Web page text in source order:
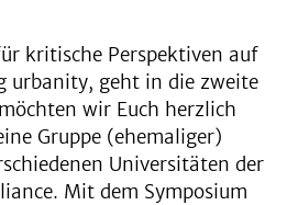
kritische Perspektiven auf
urbanity, geht in die zweite
wir Euch herzlich
Gruppe (ehemaliger)
Universitäten der
Mit dem Symposium